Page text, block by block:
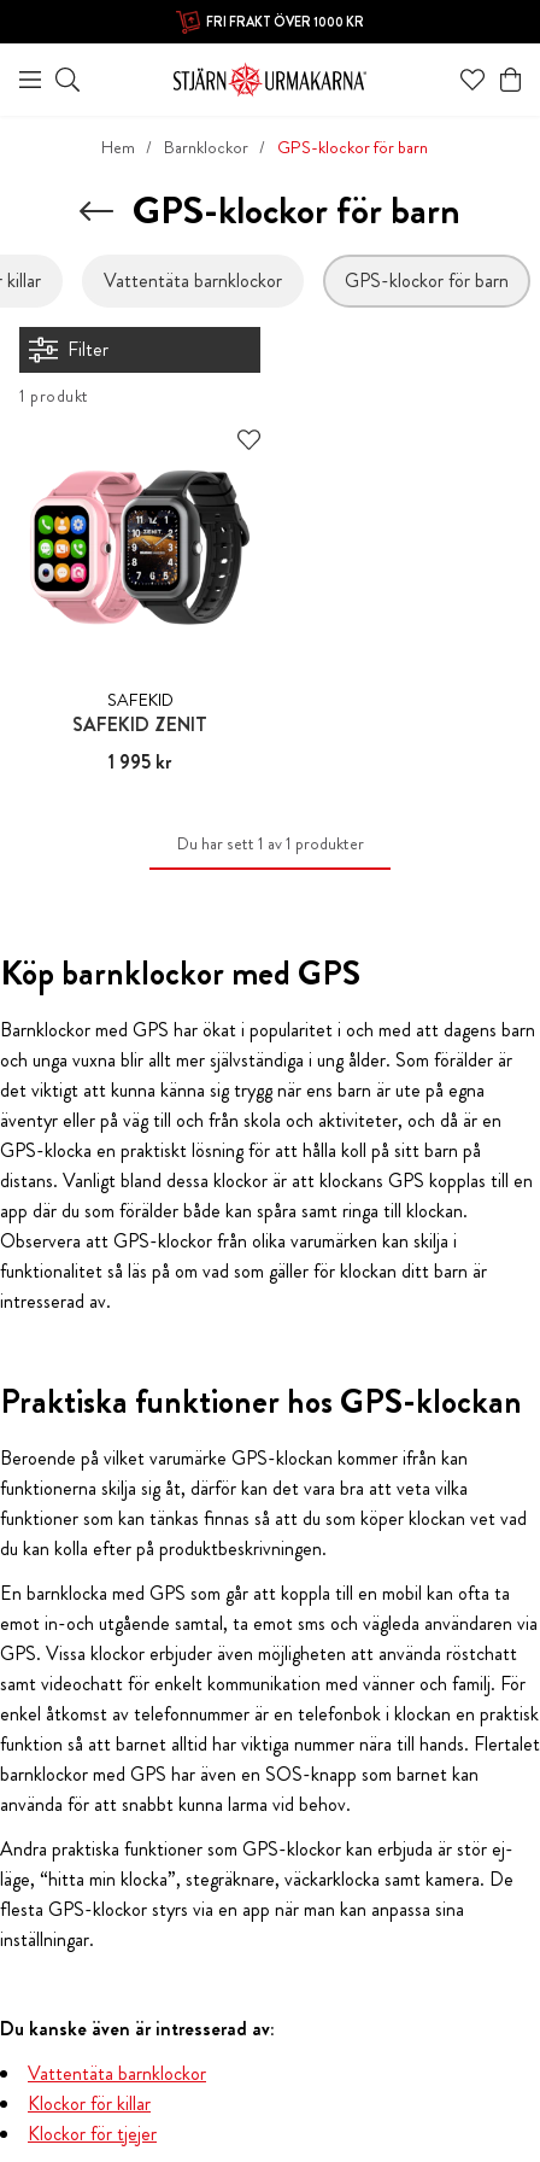
FRI FRAKT ÖVER 1000 KR
Hem Barnklockor GPS-klockor för barn
GPS-klockor för barn
killar Vattentäta barnklockor GPS-klockor för barn
Filter
1 produkt
SAFEKID
SAFEKID ZENIT
Pris :1 995 kr
1 995 kr
Du har sett 1 av 1 produkter
Köp barnklockor med GPS
Barnklockor med GPS har ökat i popularitet i och med att dagens barn
och unga vuxna blir allt mer självständiga i ung ålder. Som förälder är
det viktigt att kunna känna sig trygg när ens barn är ute på egna
äventyr eller på väg till och från skola och aktiviteter, och då är en
GPS-klocka en praktiskt lösning för att hålla koll på sitt barn på
distans. Vanligt bland dessa klockor är att klockans GPS kopplas till en
app där du som förälder både kan spåra samt ringa till klockan.
Observera att GPS-klockor från olika varumärken kan skilja i
funktionalitet så läs på om vad som gäller för klockan ditt barn är
intresserad av.
Praktiska funktioner hos GPS-klockan
Beroende på vilket varumärke GPS-klockan kommer ifrån kan
funktionerna skilja sig åt, därför kan det vara bra att veta vilka
funktioner som kan tänkas finnas så att du som köper klockan vet vad
du kan kolla efter på produktbeskrivningen.
En barnklocka med GPS som går att koppla till en mobil kan ofta ta
emot in-och utgående samtal, ta emot sms och vägleda användaren via
GPS. Vissa klockor erbjuder även möjligheten att använda röstchatt
samt videochatt för enkelt kommunikation med vänner och familj. För
enkel åtkomst av telefonnummer är en telefonbok i klockan en praktisk
funktion så att barnet alltid har viktiga nummer nära till hands. Flertalet
barnklockor med GPS har även en SOS-knapp som barnet kan
använda för att snabbt kunna larma vid behov.
Andra praktiska funktioner som GPS-klockor kan erbjuda är stör ej-
läge, “hitta min klocka”, stegräknare, väckarklocka samt kamera. De
flesta GPS-klockor styrs via en app när man kan anpassa sina
inställningar.
Du kanske även är intresserad av:
Vattentäta barnklockor
Klockor för killar
Klockor för tjejer